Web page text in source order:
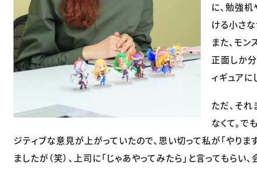
に、勉強
ける小さな
また、モン
正面しか
ィギュアに
ただ、それ
なくて。で
ジティブな意見が上がっていたので、思い切って私が「やりま
ましたが（笑）、上司に「じゃあやってみたら」と言ってもらい